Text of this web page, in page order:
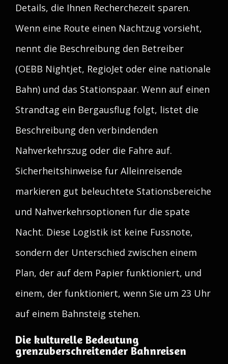
Details, die Ihnen Recherchezeit sparen.
Wenn eine Route einen Nachtzug vorsieht,
nennt die Beschreibung den Betreiber
(OEBB Nightjet, RegioJet oder eine nationale
Bahn) und das Stationspaar. Wenn auf einen
Strandtag ein Bergausflug folgt, listet die
Beschreibung den verbindenden
Nahverkehrszug oder die Fahre auf.
Sicherheitshinweise fur Alleinreisende
markieren gut beleuchtete Stationsbereiche
und Nahverkehrsoptionen fur die spate
Nacht. Diese Logistik ist keine Fussnote,
sondern der Unterschied zwischen einem
Plan, der auf dem Papier funktioniert, und
einem, der funktioniert, wenn Sie um 23 Uhr
auf einem Bahnsteig stehen.
Die kulturelle Bedeutung
grenzuberschreitender Bahnreisen